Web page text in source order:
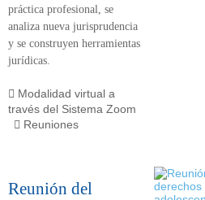
práctica profesional, se
analiza nueva jurisprudencia
y se construyen herramientas
jurídicas.
Modalidad virtual a
través del Sistema Zoom
Reuniones
Reunión del